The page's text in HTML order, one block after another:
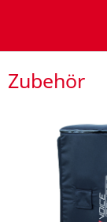
Zubehör